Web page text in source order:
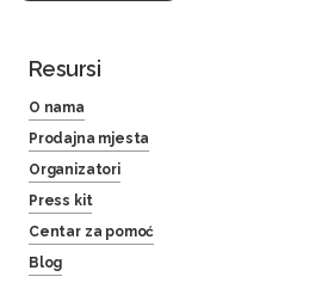
Resursi
O nama
Prodajna mjesta
Organizatori
Press kit
Centar za pomoć
Blog